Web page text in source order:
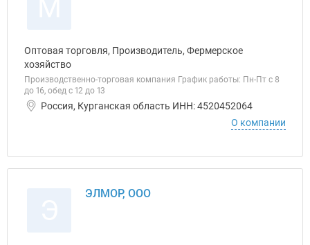
Оптовая торговля, Производитель, Фермерское
хозяйство
Производственно-торговая компания График работы: Пн-Пт с 8
до 16, обед с 12 до 13
Россия, Курганская область ИНН: 4520452064
О компании
ЭЛМОР, ООО